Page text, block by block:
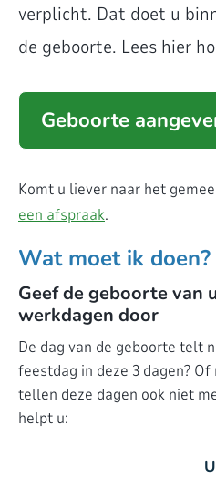
verplicht. Dat doet u
de geboorte. Lees hier
Geboorte
Komt u liever naar het
een afspraak.
Wat moet ik doen?
Geef de geboorte van
werkdagen door
De dag van de geboorte telt
feestdag in deze 3 dagen?
tellen deze dagen ook niet
helpt u: